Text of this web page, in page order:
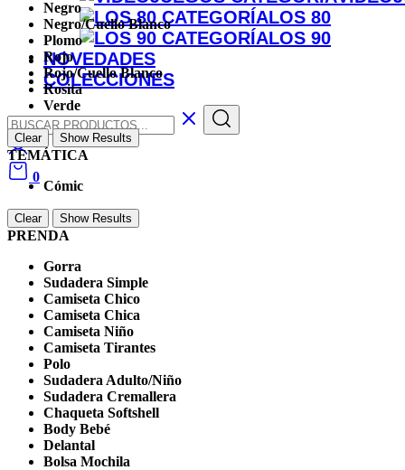
LOS 80
LOS 90
NOVEDADES
COLECCIONES
0
Negro
Negro/Cuello Blanco
Plomo
Rojo
Rojo/Cuello Blanco
Rosita
Verde
Clear Show Results
TEMÁTICA
Cómic
Clear Show Results
PRENDA
Gorra
Sudadera Simple
Camiseta Chico
Camiseta Chica
Camiseta Niño
Camiseta Tirantes
Polo
Sudadera Adulto/Niño
Sudadera Cremallera
Chaqueta Softshell
Body Bebé
Delantal
Bolsa Mochila